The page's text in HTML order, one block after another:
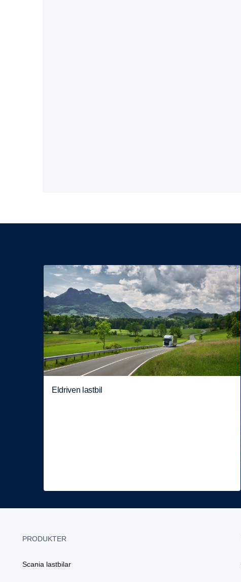
Eldriven lastbil
PRODUKTER
Scania lastbilar